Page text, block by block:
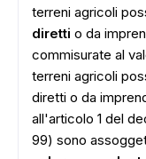
terreni agricoli
diretti o da
commisurate al
terreni agricoli
diretti o da
all'articolo 1 del
99) sono